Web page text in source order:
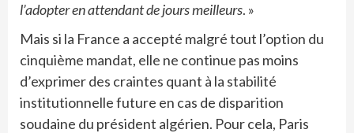
l’adopter en attendant de jours meilleurs. »
Mais si la France a accepté malgré tout l’option du
cinquième mandat, elle ne continue pas moins
d’exprimer des craintes quant à la stabilité
institutionnelle future en cas de disparition
soudaine du président algérien. Pour cela, Paris